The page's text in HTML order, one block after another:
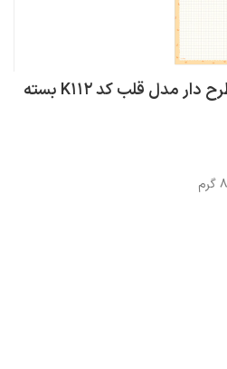
کاغذ شطرنجی A4 طرح دار مدل قلب کد K112 بسته